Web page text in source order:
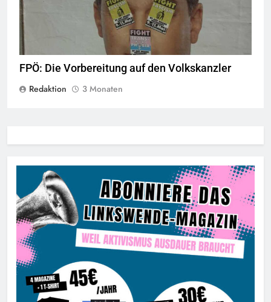
FPÖ: Die Vorbereitung auf den Volkskanzler
Redaktion
3 Monaten